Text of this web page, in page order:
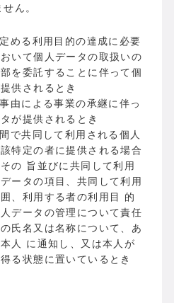
ん。
める利用目的の達成に必要
いて個人データの取扱いの
を委託することに伴って個
供されるとき
由による事業の承継に伴っ
が提供されるとき
で共同して利用される個人
特定の者に提供される場合
の 旨並びに共同して利用
ータの項目、共同して利用
、利用する者の利用目 的
データの管理について責任
氏名又は名称について、あ
人 に通知し、又は本人が
る状態に置いているとき